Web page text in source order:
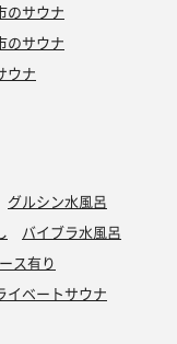
のサウナ
のサウナ
ウナ
グルシン水風呂
バイブラ水風呂
ス有り
イベートサウナ